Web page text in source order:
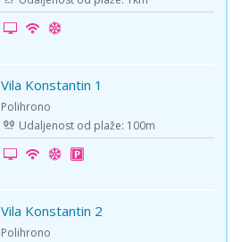
Vila Konstantin 1
Polihrono
Udaljenost od plaže: 100m
Vila Konstantin 2
Polihrono